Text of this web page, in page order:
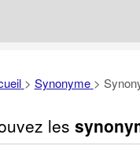
> Synonyme >
les